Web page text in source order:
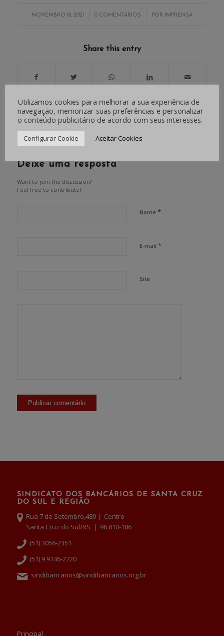
NOVEMBRO 18, 2021
/ 0 COMENTÁRIOS
/ POR IMPRENSA
Share this entry
0
Deixe uma resposta
Want to join the discussion?
Feel free to contribute!
Nome *
E-mail *
Site
SINDICATO DOS BANCÁRIOS DE SANTA CRUZ
DO SUL E REGIÃO
Rua 7 de Setembro,489 | Centro
Santa Cruz do Sul/RS | 96.810-186
(51) 3056-2351
(51) 9 9146-2720
sindibancarios@sindibancarios.org.br
Principal
Utilizamos cookies para melhorar a sua experiência de
navegação, memorizar suas preferências e personalizar
o conteúdo publicitário de acordo com seus interesses.
Configurar Cookie Aceitar Cookies